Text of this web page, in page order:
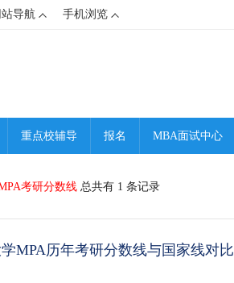
站导航 手机浏览
重点校辅导 报名 MBA面试中心
考研分数线 总共有 1 条记录
MPA历年考研分数线与国家线对比